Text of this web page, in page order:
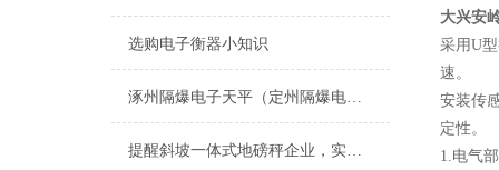
选购电子衡器小知识
涿州隔爆电子天平（定州隔爆电子地磅）保定隔爆电子钢瓶秤维修
提醒斜坡一体式地磅秤企业，实惠的产品绝非劣质产品！
大兴安
采用U
速。
安装传
定性。
1.电气